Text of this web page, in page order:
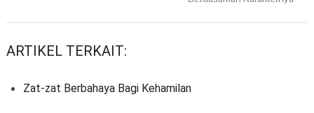
ARTIKEL TERKAIT:
Zat-zat Berbahaya Bagi Kehamilan